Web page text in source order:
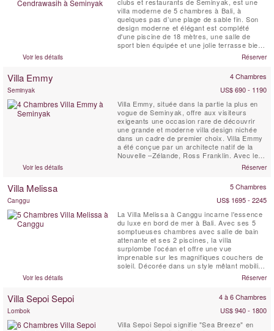
villa moderne de 5 chambres à Bali, à
quelques pas d’une plage de sable fin. Son
design moderne et élégant est complété
d'une piscine de 18 mètres, une salle de
sport bien équipée et une jolie terrasse bien
exposée,. Cendrawasih est parfaite aussi
bien pour des vacances tranquilles en
Voir les détails Réserver
Villa Emmy 4 Chambres
Seminyak
US$ 690 - 1190
Villa Emmy, située dans la partie la plus en
vogue de Seminyak, offre aux visiteurs
exigeants une occasion rare de découvrir
une grande et moderne villa design nichée
dans un cadre de premier choix. Villa Emmy
a été conçue par un architecte natif de la
Nouvelle –Zélande, Ross Franklin. Avec le
souci du détail, le propriétaire a créé une
villa de distinction, devenue une propriété
la meilleure destination de vacances.
Voir les détails Réserver
Villa Melissa 5 Chambres
Canggu
US$ 1695 - 2245
La Villa Melissa à Canggu incarne l'essence
du luxe en bord de mer à Bali. Avec ses 5
somptueuses chambres avec salle de bain
attenante et ses 2 piscines, la villa
surplombe l’océan et offre une vue
imprenable sur les magnifiques couchers de
soleil. Décorée dans un style mêlant mobilier
balinais contemporain et antique, la Villa
Melissa dégage une ambiance moderne et
Ici, vous vous sentirez comme chez vous –
Voir les détails Réserver
Villa Sepoi Sepoi 4 à 6 Chambres
Lombok
US$ 940 - 1800
Villa Sepoi Sepoi signifie "Sea Breeze" en